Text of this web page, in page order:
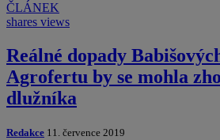
ČLÁNEK
shares views
Reálné dopady
Agrofertu by se mohla
dlužníka
Redakce 11. července 2019